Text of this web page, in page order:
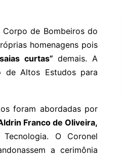
de Bombeiros do
homenagens pois
curtas” demais. A
de Altos Estudos para
foram abordadas por
Franco de Oliveira,
O Coronel
a cerimônia